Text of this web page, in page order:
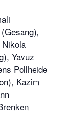
Yavuz
Pollheide
Kazim